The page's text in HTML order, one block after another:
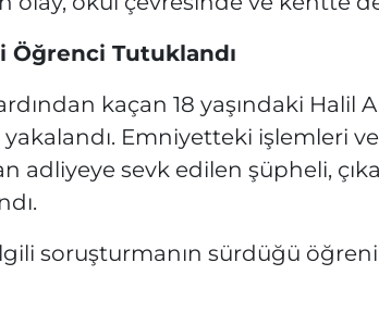
Öğrenci Tutuklandı
kaçan 18 yaşındaki Halil
Emniyetteki işlemleri
adliyeye sevk edilen şüpheli,
soruşturmanın sürdüğü